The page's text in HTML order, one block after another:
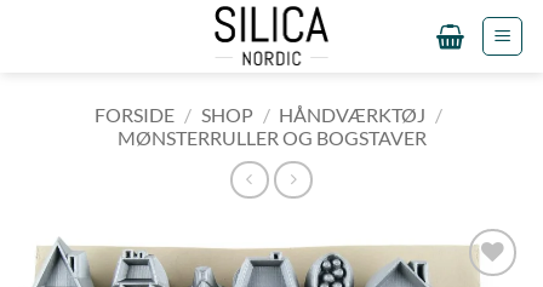
FORSIDE / SHOP / HÅNDVÆRKTØJ /
MØNSTERRULLER OG BOGSTAVER